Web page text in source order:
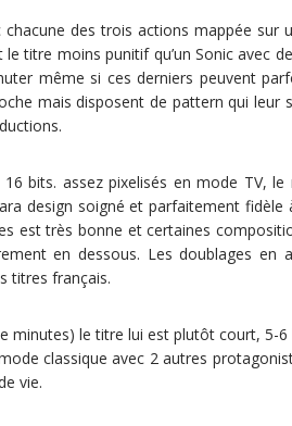
des trois actions mappée sur
titre moins punitif qu’un Sonic avec
même si ces derniers peuvent
mais disposent de pattern qui leur
bits. assez pixelisés en mode TV,
design soigné et parfaitement fidèle
est très bonne et certaines
en dessous. Les doublages en
titres français.
minutes) le titre lui est plutôt court, 5-6
classique avec 2 autres
vie.